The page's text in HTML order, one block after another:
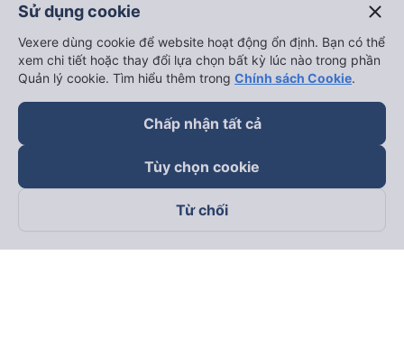
Theo dõi chúng tôi trên
Sử dụng cookie close
Vexere dùng cookie để website hoạt động ổn định. Bạn có thể
xem chi tiết hoặc thay đổi lựa chọn bất kỳ lúc nào trong phần
Quản lý cookie. Tìm hiểu thêm trong Chính sách Cookie.
Chấp nhận tất cả
Tùy chọn cookie
Từ chối